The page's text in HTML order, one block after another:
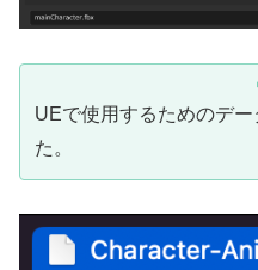
UEで使用するためのデ
た。